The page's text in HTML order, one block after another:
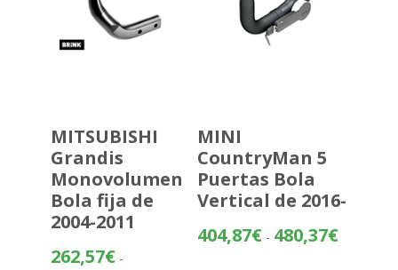
MITSUBISHI
Grandis
Monovolumen
Bola fija de
2004-2011
262,57€ -
MINI
CountryMan 5
Puertas Bola
Vertical de 2016-
404,87€ - 480,37€Rango